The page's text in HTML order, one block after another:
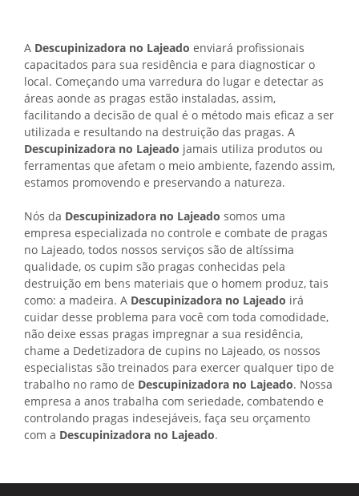
A Descupinizadora no Lajeado enviará profissionais
capacitados para sua residência e para diagnosticar o
local. Começando uma varredura do lugar e detectar as
áreas aonde as pragas estão instaladas, assim,
facilitando a decisão de qual é o método mais eficaz a ser
utilizada e resultando na destruição das pragas. A
Descupinizadora no Lajeado jamais utiliza produtos ou
ferramentas que afetam o meio ambiente, fazendo assim,
estamos promovendo e preservando a natureza.
Nós da Descupinizadora no Lajeado somos uma
empresa especializada no controle e combate de pragas
no Lajeado, todos nossos serviços são de altíssima
qualidade, os cupim são pragas conhecidas pela
destruição em bens materiais que o homem produz, tais
como: a madeira. A Descupinizadora no Lajeado irá
cuidar desse problema para você com toda comodidade,
não deixe essas pragas impregnar a sua residência,
chame a Dedetizadora de cupins no Lajeado, os nossos
especialistas são treinados para exercer qualquer tipo de
trabalho no ramo de Descupinizadora no Lajeado. Nossa
empresa a anos trabalha com seriedade, combatendo e
controlando pragas indesejáveis, faça seu orçamento
com a Descupinizadora no Lajeado.